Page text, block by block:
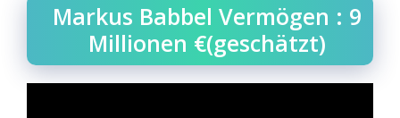
Markus Babbel Vermögen : 9
Millionen €(geschätzt)